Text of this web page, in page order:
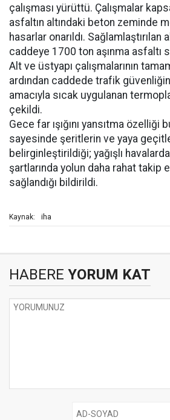
çalışması yürüttü. Çalışmalar
asfaltın altındaki beton zeminde
hasarlar onarıldı. Sağlamlaştırılan
caddeye 1700 ton aşınma asfaltı
Alt ve üstyapı çalışmalarının
ardından caddede trafik
amacıyla sıcak uygulanan
çekildi.
Gece far ışığını yansıtma özelliği
sayesinde şeritlerin ve yaya
belirginleştirildiği; yağışlı
şartlarında yolun daha rahat takip
sağlandığı bildirildi.
Kaynak: iha
HABERE YORUM KAT